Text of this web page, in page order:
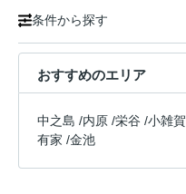
条件から探す
おすすめのエリア
中之島 /内原 /栄谷 /小雑賀
有家 /金池